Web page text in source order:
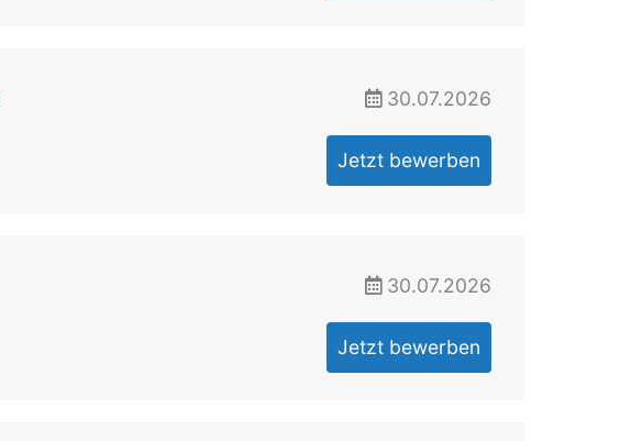
30.07.2026
Jetzt bewerben
30.07.2026
Jetzt bewerben